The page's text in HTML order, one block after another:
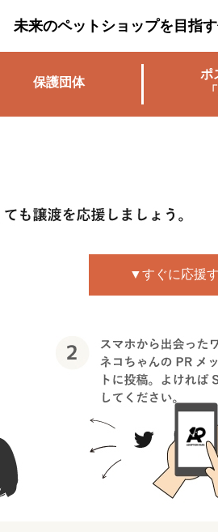
未来のペットショップを目指す
保護団体
ポ
▼すぐに応援